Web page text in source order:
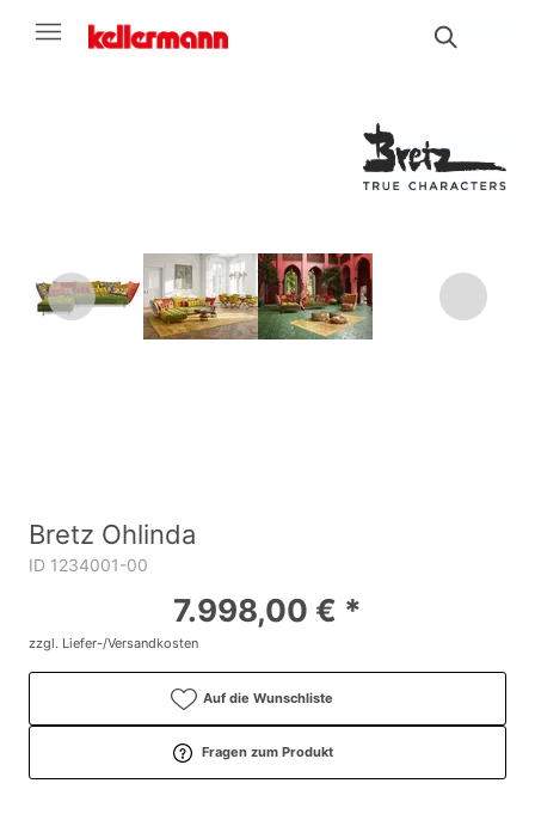
Bretz Ohlinda
ID 1234001-00
7.998,00 € *
zzgl. Liefer-/Versandkosten
Auf die Wunschliste
Fragen zum Produkt